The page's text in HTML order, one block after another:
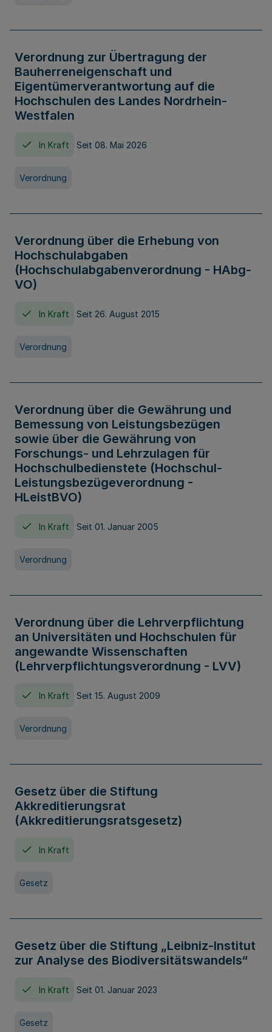
Verordnung zur Übertragung der
Bauherreneigenschaft und
Eigentümerverantwortung auf die
Hochschulen des Landes Nordrhein-
Westfalen
In Kraft Seit 08. Mai 2026
Verordnung
Verordnung über die Erhebung von
Hochschulabgaben
(Hochschulabgabenverordnung - HAbg-
VO)
In Kraft Seit 26. August 2015
Verordnung
Verordnung über die Gewährung und
Bemessung von Leistungsbezügen
sowie über die Gewährung von
Forschungs- und Lehrzulagen für
Hochschulbedienstete (Hochschul-
Leistungsbezügeverordnung -
HLeistBVO)
In Kraft Seit 01. Januar 2005
Verordnung
Verordnung über die Lehrverpflichtung
an Universitäten und Hochschulen für
angewandte Wissenschaften
(Lehrverpflichtungsverordnung - LVV)
In Kraft Seit 15. August 2009
Verordnung
Gesetz über die Stiftung
Akkreditierungsrat
(Akkreditierungsratsgesetz)
In Kraft
Gesetz
Gesetz über die Stiftung „Leibniz-Institut
zur Analyse des Biodiversitätswandels“
In Kraft Seit 01. Januar 2023
Gesetz